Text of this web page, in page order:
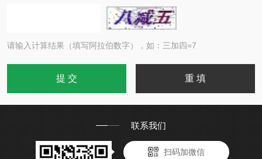
请输入计算结果（填写阿拉伯数字），如：三加四=7
联系我们
扫码加微信